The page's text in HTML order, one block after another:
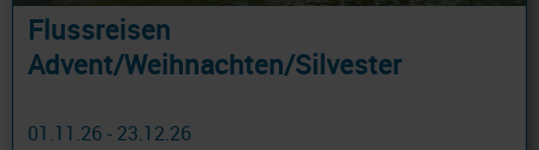
Flussreisen
Advent/Weihnachten/Silvester
01.11.26 - 23.12.26